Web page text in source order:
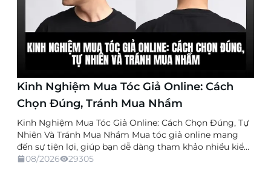
Kinh Nghiệm Mua Tóc Giả Online: Cách
Chọn Đúng, Tránh Mua Nhầm
Kinh Nghiệm Mua Tóc Giả Online: Cách Chọn Đúng, Tự
Nhiên Và Tránh Mua Nhầm Mua tóc giả online mang
đến sự tiện lợi, giúp bạn dễ dàng tham khảo nhiều kiểu
dáng, chất liệu và mức giá mà không cần trực tiếp đến
08/2026 29305